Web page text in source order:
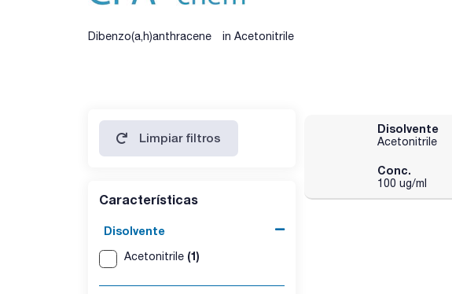
Dibenzo(a,h)anthracene in Acetonitrile
Limpiar filtros
Características
Disolvente
Acetonitrile (1)
Disolvente
Acetonitrile
Conc.
100 ug/ml